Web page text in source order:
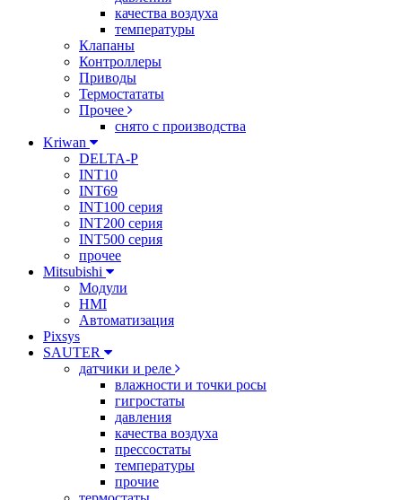
качества воздуха
температуры
Клапаны
Контроллеры
Приводы
Термостататы
Прочее
снято с производства
Kriwan
DELTA-P
INT10
INT69
INT100 серия
INT200 серия
INT500 серия
прочее
Mitsubishi
Модули
HMI
Автоматизация
Pixsys
SAUTER
датчики и реле
влажности и точки росы
гигростаты
давления
качества воздуха
прессостаты
температуры
прочие